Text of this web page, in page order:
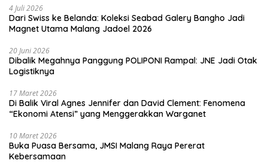
4 Juli 2026
Dari Swiss ke Belanda: Koleksi Seabad Galery Bangho Jadi
Magnet Utama Malang Jadoel 2026
20 Juni 2026
Dibalik Megahnya Panggung POLIPONI Rampal: JNE Jadi Otak
Logistiknya
17 Maret 2026
Di Balik Viral Agnes Jennifer dan David Clement: Fenomena
“Ekonomi Atensi” yang Menggerakkan Warganet
10 Maret 2026
Buka Puasa Bersama, JMSI Malang Raya Pererat
Kebersamaan